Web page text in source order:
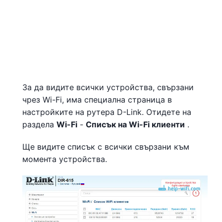
За да видите всички устройства, свързани
чрез Wi-Fi, има специална страница в
настройките на рутера D-Link. Отидете на
раздела Wi-Fi - Списък на Wi-Fi клиенти .
Ще видите списък с всички свързани към
момента устройства.